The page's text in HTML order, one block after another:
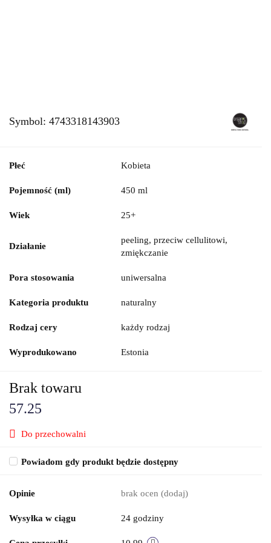
Symbol: 4743318143903
Płeć Kobieta
Pojemność (ml) 450 ml
Wiek 25+
Działanie
peeling, przeciw cellulitowi,
zmiękczanie
Pora stosowania uniwersalna
Kategoria produktu naturalny
Rodzaj cery każdy rodzaj
Wyprodukowano Estonia
Brak towaru
57.25
Do przechowalni
Powiadom gdy produkt będzie dostępny
Opinie brak ocen (dodaj)
Wysyłka w ciągu 24 godziny